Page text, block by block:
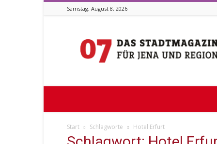
Samstag, August 8, 2026
07
Start Schlagworte Hotel Erfurt